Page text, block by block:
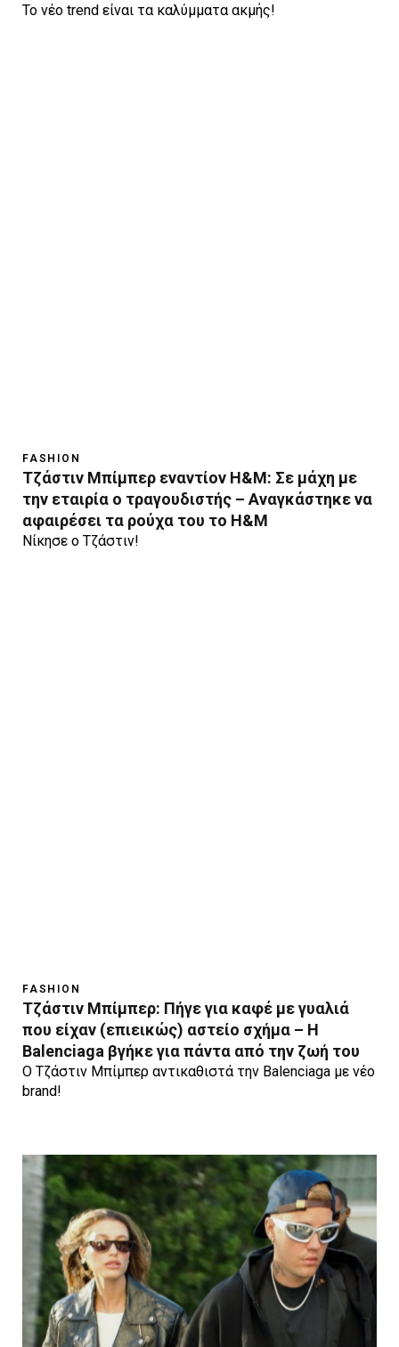
To νέο trend είναι τα καλύμματα ακμής!
FASHION
Tζάστιν Μπίμπερ εναντίον H&M: Σε μάχη με
την εταιρία ο τραγουδιστής – Αναγκάστηκε να
αφαιρέσει τα ρούχα του το H&M
Nίκησε ο Τζάστιν!
FASHION
Tζάστιν Μπίμπερ: Πήγε για καφέ με γυαλιά
που είχαν (επιεικώς) αστείο σχήμα – Η
Balenciaga βγήκε για πάντα από την ζωή του
Ο Τζάστιν Μπίμπερ αντικαθιστά την Balenciaga με νέο
brand!